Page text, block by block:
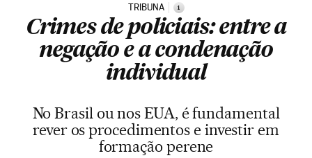
TRIBUNA i
Crimes de policiais: entre a
negação e a condenação
individual
No Brasil ou nos EUA, é fundamental
rever os procedimentos e investir em
formação perene